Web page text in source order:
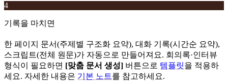
4
기록을 마치면
한 페이지 문서(주제별 구조화 요약), 대화 기록(시간순 요약),
스크립트(전체 원문)가 자동으로 만들어져요. 회의록·인터뷰
형식이 필요하면 [맞춤 문서 생성] 버튼으로 템플릿을 적용하
세요. 자세한 내용은 기본 노트를 참고하세요.